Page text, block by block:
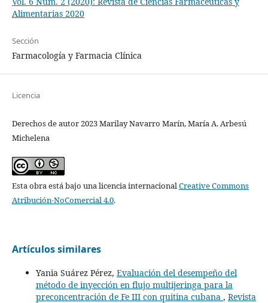
Alimentarias 2020
Sección
Farmacología y Farmacia Clínica
Licencia
Derechos de autor 2023 Marilay Navarro Marín, María A. Arbesú
Michelena
Esta obra está bajo una licencia internacionalCreative Commons
Atribución-NoComercial 4.0.
Artículos similares
Yania Suárez Pérez, Evaluación del desempeño del
método de inyección en flujo multijeringa para la
preconcentración de Fe III con quitina cubana , Revista